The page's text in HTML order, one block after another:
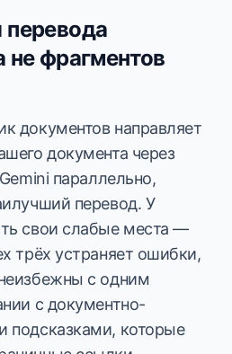
перевода
не фрагментов
документов направляет
документа через
параллельно,
перевод. У
свои слабые места —
трёх устраняет ошибки,
с одним
с документно-
подсказками, которые